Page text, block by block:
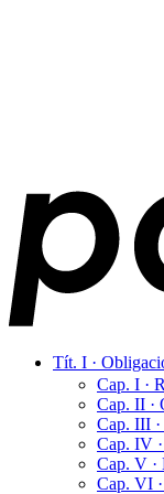
Tít. I ·
Cap. I ·
Cap. II ·
Cap. III
Cap. IV
Cap. V ·
Cap. VI